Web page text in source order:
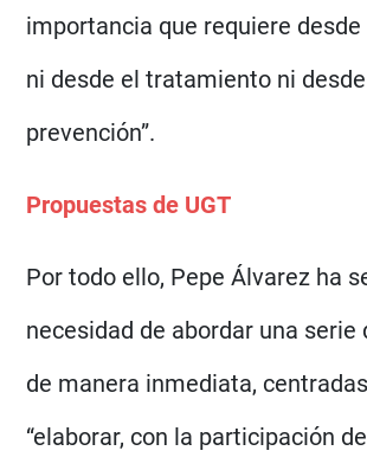
importancia que requiere
ni desde el tratamiento ni
prevención”.
Propuestas de UGT
Por todo ello, Pepe Álvarez ha
necesidad de abordar una serie
de manera inmediata,
“elaborar, con la participación